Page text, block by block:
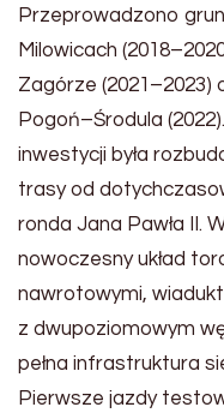
Przeprowadzono
Milowicach
Zagórze
Pogoń–Środula
inwestycji była
trasy od
ronda Jana Pawła II.
nowoczesny układ
nawrotowymi,
z dwupoziomowym
pełna infrastruktura
Pierwsze jazdy